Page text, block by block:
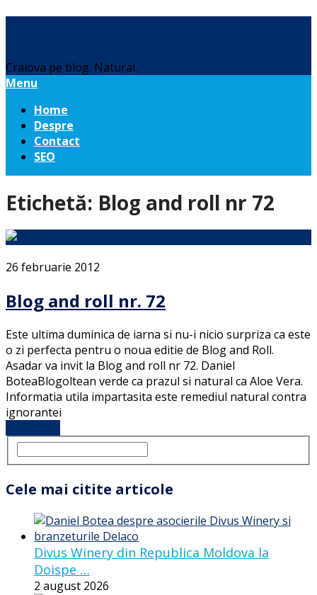
Craiova pe blog. Natural.
Menu
Home
Despre
Contact
SEO
Etichetă: Blog and roll nr 72
26 februarie 2012
Blog and roll nr. 72
Este ultima duminica de iarna si nu-i nicio surpriza ca este
o zi perfecta pentru o noua editie de Blog and Roll.
Asadar va invit la Blog and roll nr 72. Daniel
BoteaBlogoltean verde ca prazul si natural ca Aloe Vera.
Informatia utila impartasita este remediul natural contra
ignorantei
Cele mai citite articole
Divus Winery din Republica Moldova la
Doispe …
2 august 2026